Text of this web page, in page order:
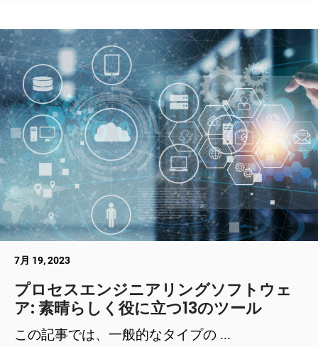
7月 19, 2023
プロセスエンジニアリングソフトウェ
ア: 素晴らしく役に立つ13のツール
この記事では、一般的なタイプの ...